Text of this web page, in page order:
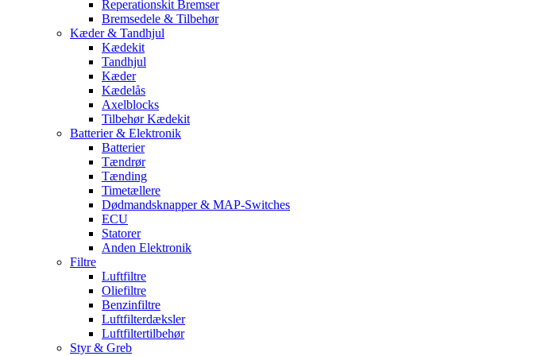
Reperationskit Bremser
Bremsedele & Tilbehør
Kæder & Tandhjul
Kædekit
Tandhjul
Kæder
Kædelås
Axelblocks
Tilbehør Kædekit
Batterier & Elektronik
Batterier
Tændrør
Tænding
Timetællere
Dødmandsknapper & MAP-Switches
ECU
Statorer
Anden Elektronik
Filtre
Luftfiltre
Oliefiltre
Benzinfiltre
Luftfilterdæksler
Luftfiltertilbehør
Styr & Greb